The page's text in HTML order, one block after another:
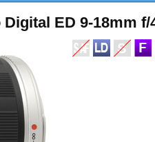
ED 9-18mm f/